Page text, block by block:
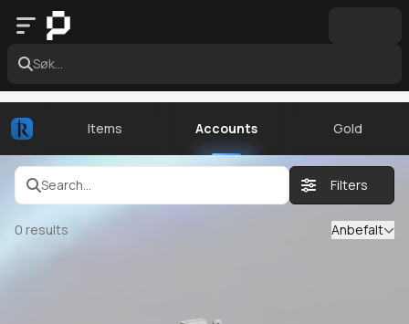
Søk...
Items Accounts Gold
Search... Filters
0 results Anbefalt